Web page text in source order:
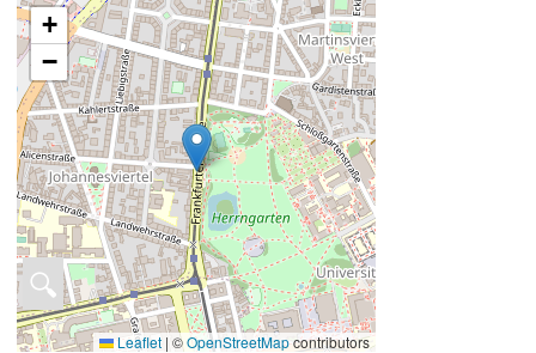
🔍
+
−
Leaflet | ©OpenStreetMapcontributors